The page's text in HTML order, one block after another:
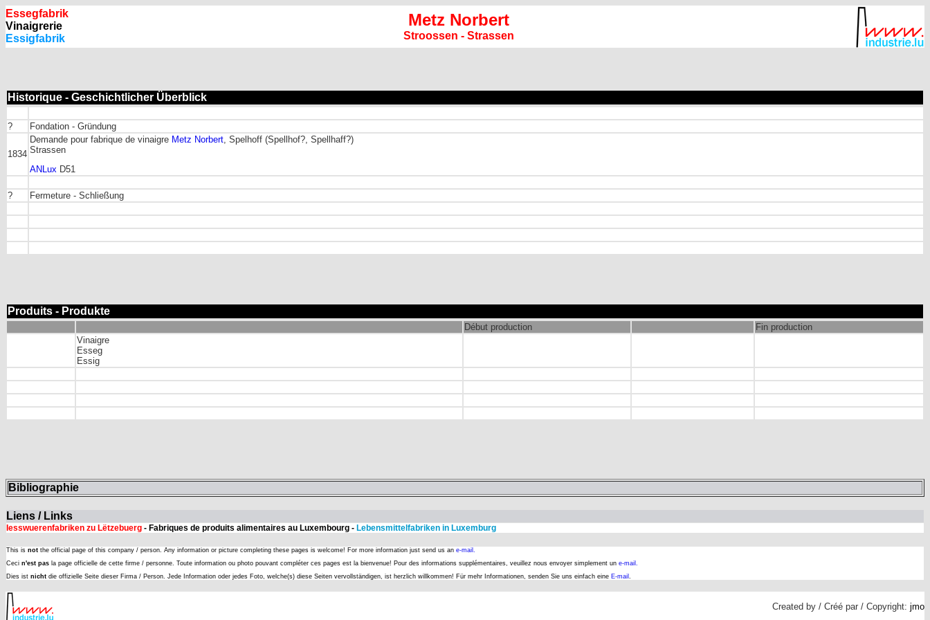
Essegfabrik
Vinaigrerie
Essigfabrik
Metz Norbert
Stroossen - Strassen
Historique - Geschichtlicher Überblick
? Fondation - Gründung
1834
Demande pour fabrique de vinaigre Metz Norbert, Spelhoff (Spellhof?, Spellhaff?)
Strassen
ANLux D51
? Fermeture - Schließung
Produits - Produkte
Début production
Fin production
Vinaigre
Esseg
Essig
Bibliographie
Liens / Links
Iesswuerenfabriken zu Lëtzebuerg - Fabriques de produits alimentaires au Luxembourg - Lebensmittelfabriken in Luxemburg
This is not the official page of this company / person. Any information or picture completing these pages is welcome! For more information just send us an e-mail.
Ceci n'est pas la page officielle de cette firme / personne. Toute information ou photo pouvant compléter ces pages est la bienvenue! Pour des informations supplémentaires, veuillez nous envoyer simplement un e-mail.
Dies ist nicht die offizielle Seite dieser Firma / Person. Jede Information oder jedes Foto, welche(s) diese Seiten vervollständigen, ist herzlich willkommen! Für mehr Informationen, senden Sie uns einfach eine E-mail .
Created by / Créé par / Copyright: jmo